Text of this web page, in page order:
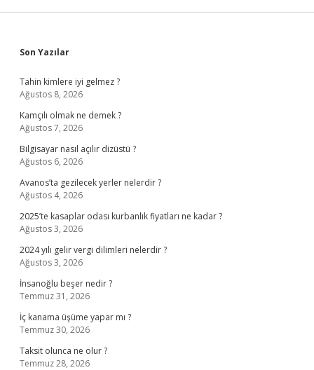
Sidebar
Son Yazılar
Tahin kimlere iyi gelmez ?
Ağustos 8, 2026
Kamçılı olmak ne demek ?
Ağustos 7, 2026
Bilgisayar nasıl açılır dizüstü ?
Ağustos 6, 2026
Avanos’ta gezilecek yerler nelerdir ?
Ağustos 4, 2026
2025’te kasaplar odası kurbanlık fiyatları ne kadar ?
Ağustos 3, 2026
2024 yılı gelir vergi dilimleri nelerdir ?
Ağustos 3, 2026
İnsanoğlu beşer nedir ?
Temmuz 31, 2026
İç kanama üşüme yapar mı ?
Temmuz 30, 2026
Taksit olunca ne olur ?
Temmuz 28, 2026